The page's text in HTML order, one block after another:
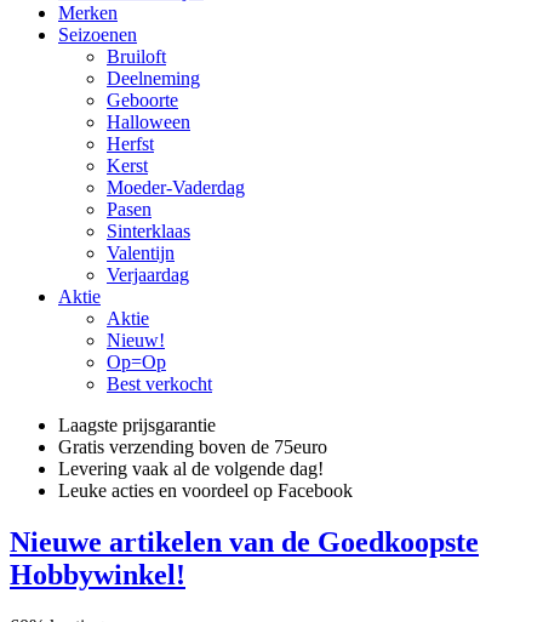
Merken
Seizoenen
Bruiloft
Deelneming
Geboorte
Halloween
Herfst
Kerst
Moeder-Vaderdag
Pasen
Sinterklaas
Valentijn
Verjaardag
Aktie
Aktie
Nieuw!
Op=Op
Best verkocht
Laagste prijsgarantie
Gratis verzending boven de 75euro
Levering vaak al de volgende dag!
Leuke acties en voordeel op Facebook
Nieuwe artikelen van de Goedkoopste
Hobbywinkel!